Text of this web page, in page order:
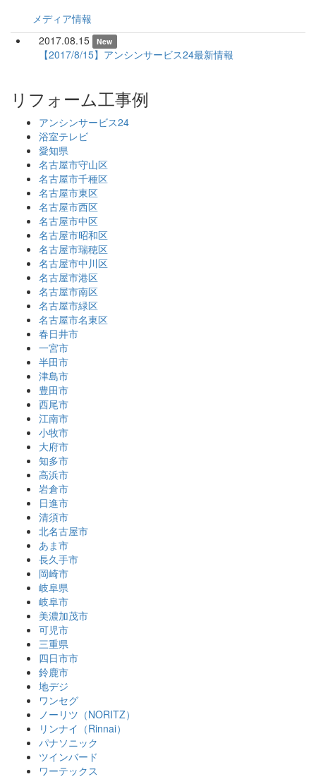
メディア情報
2017.08.15
New
【2017/8/15】アンシンサービス24最新情報
リフォーム工事例
アンシンサービス24
浴室テレビ
愛知県
名古屋市守山区
名古屋市千種区
名古屋市東区
名古屋市西区
名古屋市中区
名古屋市昭和区
名古屋市瑞穂区
名古屋市中川区
名古屋市港区
名古屋市南区
名古屋市緑区
名古屋市名東区
春日井市
一宮市
半田市
津島市
豊田市
西尾市
江南市
小牧市
大府市
知多市
高浜市
岩倉市
日進市
清須市
北名古屋市
あま市
長久手市
岡崎市
岐阜県
岐阜市
美濃加茂市
可児市
三重県
四日市市
鈴鹿市
地デジ
ワンセグ
ノーリツ（NORITZ）
リンナイ（Rinnai）
パナソニック
ツインバード
ワーテックス